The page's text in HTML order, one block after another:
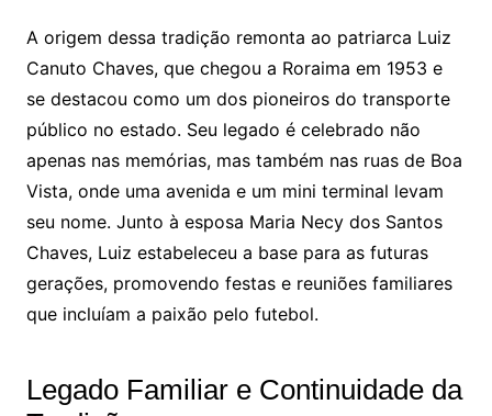
A origem dessa tradição remonta ao patriarca Luiz
Canuto Chaves, que chegou a Roraima em 1953 e
se destacou como um dos pioneiros do transporte
público no estado. Seu legado é celebrado não
apenas nas memórias, mas também nas ruas de Boa
Vista, onde uma avenida e um mini terminal levam
seu nome. Junto à esposa Maria Necy dos Santos
Chaves, Luiz estabeleceu a base para as futuras
gerações, promovendo festas e reuniões familiares
que incluíam a paixão pelo futebol.
Legado Familiar e Continuidade da